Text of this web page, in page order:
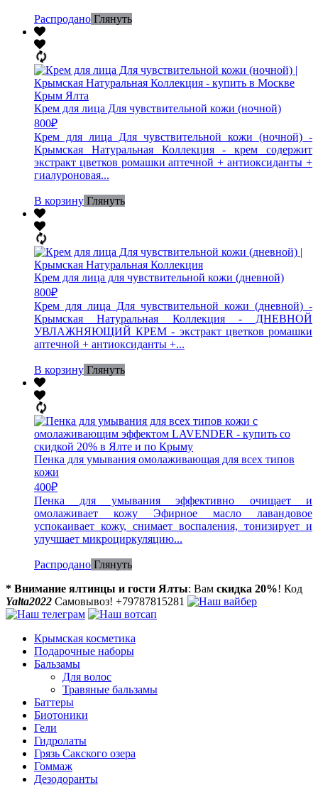
Распродано Глянуть
Крем для лица Для чувствительной кожи (ночной)
800₽
Крем для лица Для чувствительной кожи (ночной) -
Крымская Натуральная Коллекция - крем содержит
экстракт цветков ромашки аптечной + антиоксиданты +
гиалуроновая...
В корзину Глянуть
Крем для лица для чувствительной кожи (дневной)
800₽
Крем для лица Для чувствительной кожи (дневной) -
Крымская Натуральная Коллекция - ДНЕВНОЙ
УВЛАЖНЯЮЩИЙ КРЕМ - экстракт цветков ромашки
аптечной + антиоксиданты +...
В корзину Глянуть
Пенка для умывания омолаживающая для всех типов
кожи
400₽
Пенка для умывания эффективно очищает и
омолаживает кожу Эфирное масло лавандовое
успокаивает кожу, снимает воспаления, тонизирует и
улучшает микроциркуляцию...
Распродано Глянуть
* Внимание ялтинцы и гости Ялты: Вам скидка 20%! Код
Yalta2022 Самовывоз! +79787815281
Крымская косметика
Подарочные наборы
Бальзамы
Для волос
Травяные бальзамы
Баттеры
Биотоники
Гели
Гидролаты
Грязь Сакского озера
Гоммаж
Дезодоранты